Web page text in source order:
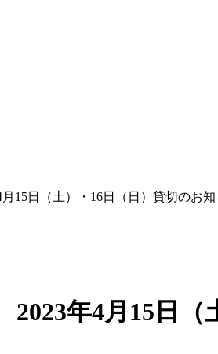
15日（土）・16日（日）貸切のお
年4月15日（